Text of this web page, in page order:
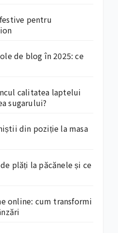
pentru
de blog în 2025: ce
calitatea laptelui
sugarului?
din poziție la masa
plăți la păcănele și ce
online: cum transformi